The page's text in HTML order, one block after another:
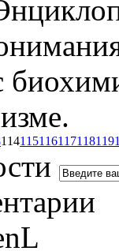
114115116117118119